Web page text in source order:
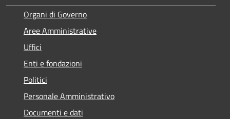
Organi di Governo
Aree Amministrative
Uffici
Enti e fondazioni
Politici
Personale Amministrativo
Documenti e dati